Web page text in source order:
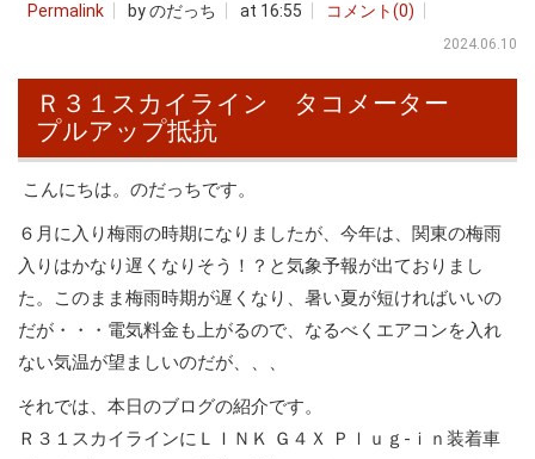
Permalink by のだっち at 16:55 コメント(0)
2024.06.10
Ｒ３１スカイライン タコメーター
プルアップ抵抗
こんにちは。のだっちです。
６月に入り梅雨の時期になりましたが、今年は、関東の梅雨
入りはかなり遅くなりそう！？と気象予報が出ておりまし
た。このまま梅雨時期が遅くなり、暑い夏が短ければいいの
だが・・・電気料金も上がるので、なるべくエアコンを入れ
ない気温が望ましいのだが、、、
それでは、本日のブログの紹介です。
Ｒ３１スカイラインにＬＩＮＫ Ｇ４Ｘ Ｐｌｕｇ-ｉｎ装着車